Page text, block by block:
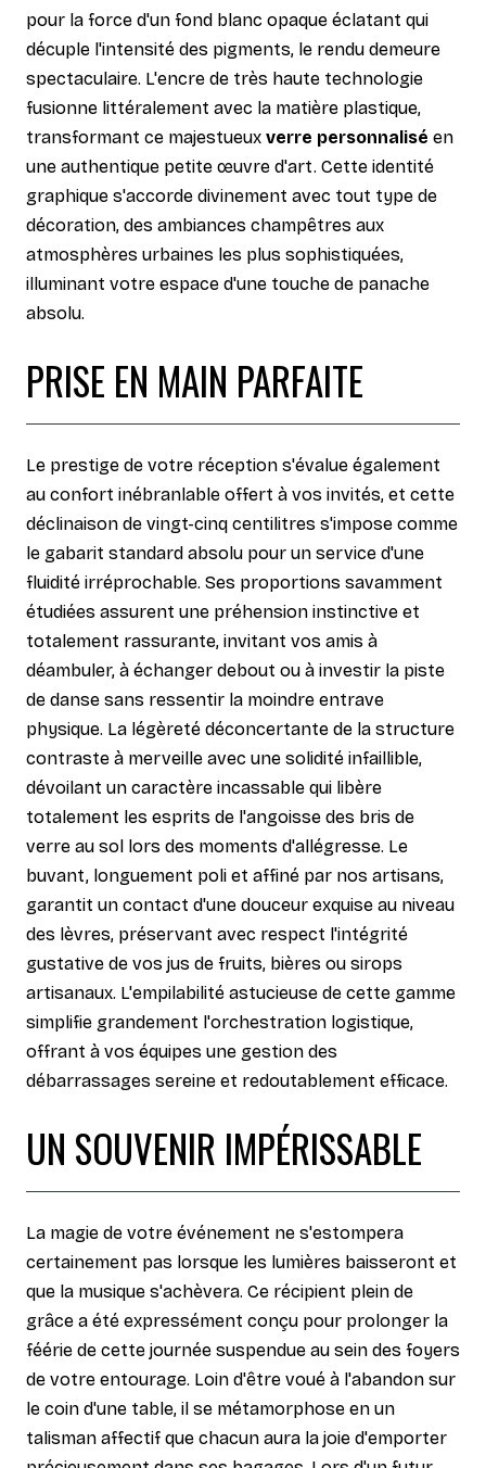
pour la force d'un fond blanc opaque éclatant qui
décuple l'intensité des pigments, le rendu demeure
spectaculaire. L'encre de très haute technologie
fusionne littéralement avec la matière plastique,
transformant ce majestueux verre personnalisé en
une authentique petite œuvre d'art. Cette identité
graphique s'accorde divinement avec tout type de
décoration, des ambiances champêtres aux
atmosphères urbaines les plus sophistiquées,
illuminant votre espace d'une touche de panache
absolu.
PRISE EN MAIN PARFAITE
Le prestige de votre réception s'évalue également
au confort inébranlable offert à vos invités, et cette
déclinaison de vingt-cinq centilitres s'impose comme
le gabarit standard absolu pour un service d'une
fluidité irréprochable. Ses proportions savamment
étudiées assurent une préhension instinctive et
totalement rassurante, invitant vos amis à
déambuler, à échanger debout ou à investir la piste
de danse sans ressentir la moindre entrave
physique. La légèreté déconcertante de la structure
contraste à merveille avec une solidité infaillible,
dévoilant un caractère incassable qui libère
totalement les esprits de l'angoisse des bris de
verre au sol lors des moments d'allégresse. Le
buvant, longuement poli et affiné par nos artisans,
garantit un contact d'une douceur exquise au niveau
des lèvres, préservant avec respect l'intégrité
gustative de vos jus de fruits, bières ou sirops
artisanaux. L'empilabilité astucieuse de cette gamme
simplifie grandement l'orchestration logistique,
offrant à vos équipes une gestion des
débarrassages sereine et redoutablement efficace.
UN SOUVENIR IMPÉRISSABLE
La magie de votre événement ne s'estompera
certainement pas lorsque les lumières baisseront et
que la musique s'achèvera. Ce récipient plein de
grâce a été expressément conçu pour prolonger la
féérie de cette journée suspendue au sein des foyers
de votre entourage. Loin d'être voué à l'abandon sur
le coin d'une table, il se métamorphose en un
talisman affectif que chacun aura la joie d'emporter